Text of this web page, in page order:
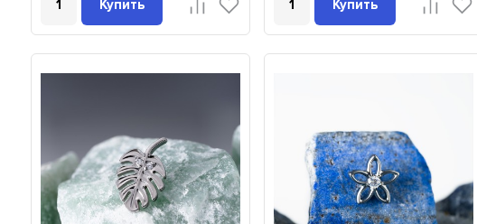
Купить Купить